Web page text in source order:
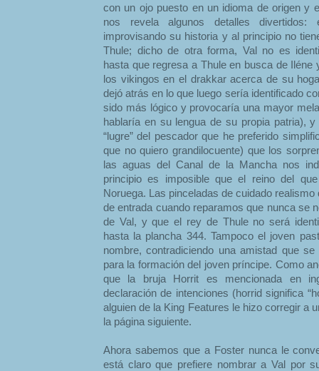
con un ojo puesto en un idioma de origen y
nos revela algunos detalles
improvisando su historia y al principio no
Thule; dicho de otra forma, Val no es
hasta que regresa a Thule en busca de
los vikingos en el drakkar acerca de su
dejó atrás en lo que luego sería identificado
sido más lógico y provocaría una mayor
hablaría en su lengua de su propia patria),
“lugre” del pescador que he preferido
que no quiero grandilocuente) que los
las aguas del Canal de la Mancha nos
principio es imposible que el reino del
Noruega. Las pinceladas de cuidado
de entrada cuando reparamos que nunca se
de Val, y que el rey de Thule no será
hasta la plancha 344. Tampoco el joven
nombre, contradiciendo una amistad que
para la formación del joven príncipe. Como
que la bruja Horrit es mencionada en
declaración de intenciones (horrid significa
alguien de la King Features le hizo corregir a
la página siguiente.
Ahora sabemos que a Foster nunca le
está claro que prefiere nombrar a Val por